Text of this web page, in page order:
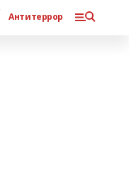
Антитеррор